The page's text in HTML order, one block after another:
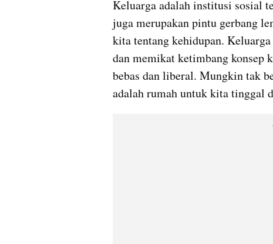
Keluarga adalah institusi sosial
juga merupakan pintu gerbang
kita tentang kehidupan.
dan memikat ketimbang konsep
bebas dan liberal. Mungkin tak
adalah rumah untuk kita tinggal